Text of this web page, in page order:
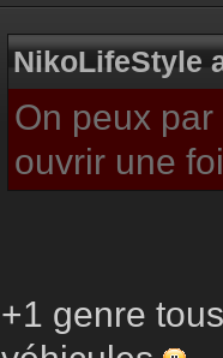
NikoLifeStyle
On peux
ouvrir une
+1 genre